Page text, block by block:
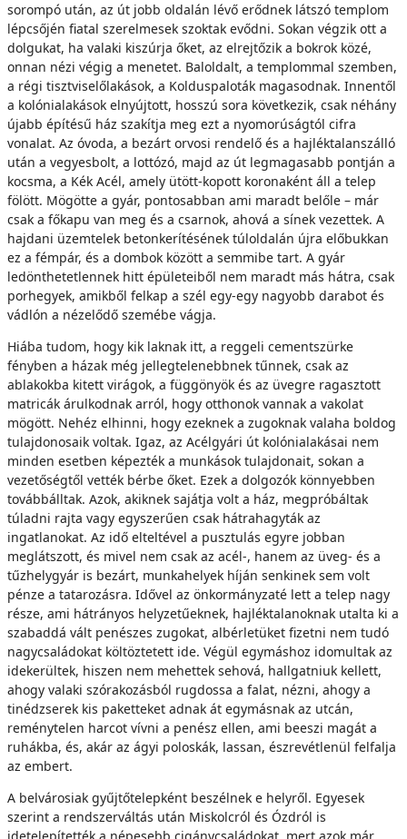
sorompó után, az út jobb oldalán lévő erődnek látszó templom
lépcsőjén fiatal szerelmesek szoktak evődni. Sokan végzik ott a
dolgukat, ha valaki kiszúrja őket, az elrejtőzik a bokrok közé,
onnan nézi végig a menetet. Baloldalt, a templommal szemben,
a régi tisztviselőlakások, a Kolduspaloták magasodnak. Innentől
a kolónialakások elnyújtott, hosszú sora következik, csak néhány
újabb építésű ház szakítja meg ezt a nyomorúságtól cifra
vonalat. Az óvoda, a bezárt orvosi rendelő és a hajléktalanszálló
után a vegyesbolt, a lottózó, majd az út legmagasabb pontján a
kocsma, a Kék Acél, amely ütött-kopott koronaként áll a telep
fölött. Mögötte a gyár, pontosabban ami maradt belőle – már
csak a főkapu van meg és a csarnok, ahová a sínek vezettek. A
hajdani üzemtelek betonkerítésének túloldalán újra előbukkan
ez a fémpár, és a dombok között a semmibe tart. A gyár
ledönthetetlennek hitt épületeiből nem maradt más hátra, csak
porhegyek, amikből felkap a szél egy-egy nagyobb darabot és
vádlón a nézelődő szemébe vágja.
Hiába tudom, hogy kik laknak itt, a reggeli cementszürke
fényben a házak még jellegtelenebbnek tűnnek, csak az
ablakokba kitett virágok, a függönyök és az üvegre ragasztott
matricák árulkodnak arról, hogy otthonok vannak a vakolat
mögött. Nehéz elhinni, hogy ezeknek a zugoknak valaha boldog
tulajdonosaik voltak. Igaz, az Acélgyári út kolónialakásai nem
minden esetben képezték a munkások tulajdonait, sokan a
vezetőségtől vették bérbe őket. Ezek a dolgozók könnyebben
továbbálltak. Azok, akiknek sajátja volt a ház, megpróbáltak
túladni rajta vagy egyszerűen csak hátrahagyták az
ingatlanokat. Az idő elteltével a pusztulás egyre jobban
meglátszott, és mivel nem csak az acél-, hanem az üveg- és a
tűzhelygyár is bezárt, munkahelyek híján senkinek sem volt
pénze a tatarozásra. Idővel az önkormányzaté lett a telep nagy
része, ami hátrányos helyzetűeknek, hajléktalanoknak utalta ki a
szabaddá vált penészes zugokat, albérletüket fizetni nem tudó
nagycsaládokat költöztetett ide. Végül egymáshoz idomultak az
idekerültek, hiszen nem mehettek sehová, hallgatniuk kellett,
ahogy valaki szórakozásból rugdossa a falat, nézni, ahogy a
tinédzserek kis paketteket adnak át egymásnak az utcán,
reménytelen harcot vívni a penész ellen, ami beeszi magát a
ruhákba, és, akár az ágyi poloskák, lassan, észrevétlenül felfalja
az embert.
A belvárosiak gyűjtőtelepként beszélnek e helyről. Egyesek
szerint a rendszerváltás után Miskolcról és Ózdról is